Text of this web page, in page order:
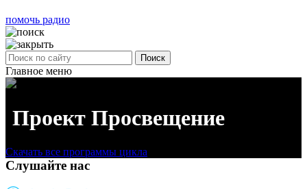
помочь радио
Поиск
Главное меню
Проект Просвещение
Скачать все программы цикла
Слушайте нас